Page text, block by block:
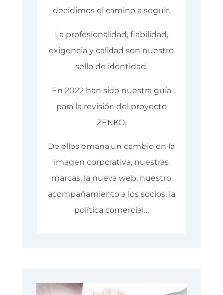
decidimos el camino a seguir.
La profesionalidad, fiabilidad,
exigencia y calidad son nuestro
sello de identidad.
En 2022 han sido nuestra guía
para la revisión del proyecto
ZENKO.
De ellos emana un cambio en la
imagen corporativa, nuestras
marcas, la nueva web, nuestro
acompañamiento a los socios, la
política comercial…